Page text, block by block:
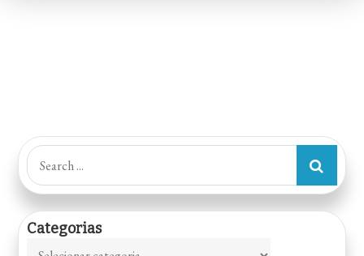
Sobremesa,
Paulo
Search
for:
Categorias
Categorias